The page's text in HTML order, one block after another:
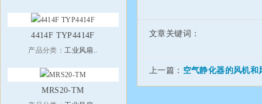
4414F TYP4414F
产品分类：工业风扇..
MRS20-TM
文章关键词：
上一篇： 空气静化器的风机和